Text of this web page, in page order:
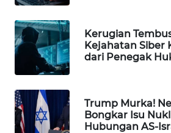
Kerugian
Kejahatan Siber
dari Penegak
Trump Murka!
Bongkar Isu
Hubungan AS-
PERSONA
WAHANA
OTOMOTIF
WAHANA
HEALTH